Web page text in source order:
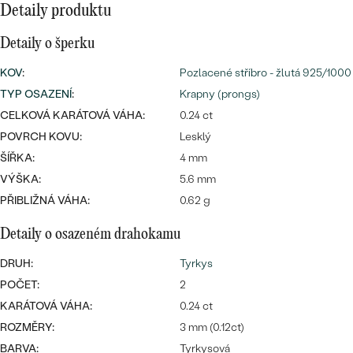
Nejprodávanější
snubní prsteny
DRAHOKAM
ZLATO
PLATINA
STŘÍBRO
S LAB-GROWN DIAMANTY
S PERLAMI
DLE STYLU
PERSONALIZOVANÉ
SYMBOLICKÉ
MINIMALISTICKÉ
PODLE PŘÍLEŽITOSTI
PODLE BARVY
Nejprodávanější
CENOVĚ DOSTUPNÉ
LUXUSNÍ
Detaily produktu
Detaily o šperku
KOV:
Pozlacené stříbro - žlutá 925/1000
TYP OSAZENÍ:
Krapny (prongs)
CELKOVÁ KARÁTOVÁ VÁHA:
0.24 ct
POVRCH KOVU:
Lesklý
ŠÍŘKA:
4 mm
VÝŠKA:
5.6 mm
PŘIBLIŽNÁ VÁHA:
0.62 g
Detaily o osazeném drahokamu
DRUH:
Tyrkys
POČET:
2
KARÁTOVÁ VÁHA:
0.24 ct
ROZMĚRY:
3 mm (0.12ct)
BARVA:
Tyrkysová